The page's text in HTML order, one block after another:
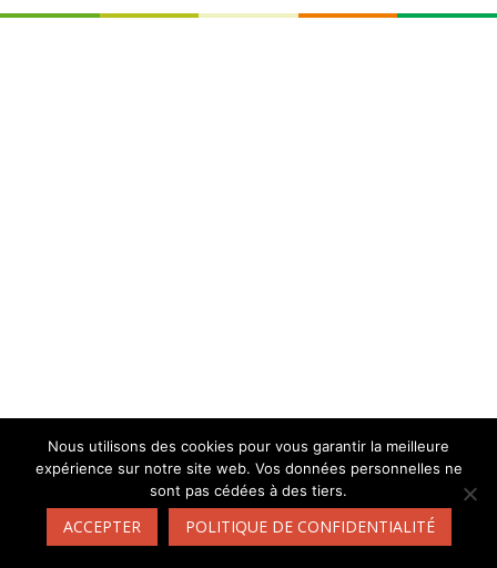
Nous utilisons des cookies pour vous garantir la meilleure
expérience sur notre site web. Vos données personnelles ne
sont pas cédées à des tiers.
ACCEPTER POLITIQUE DE CONFIDENTIALITÉ